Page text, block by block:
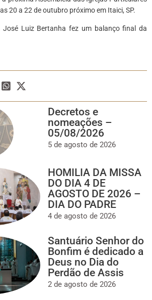
20 a 22 de outubro próximo em Itaici, SP.
José Luiz Bertanha fez um balanço final da
Decretos e
nomeações –
05/08/2026
5 de agosto de 2026
HOMILIA DA MISSA
DO DIA 4 DE
AGOSTO DE 2026 –
DIA DO PADRE
4 de agosto de 2026
Santuário Senhor do
Bonfim é dedicado a
Deus no Dia do
Perdão de Assis
2 de agosto de 2026